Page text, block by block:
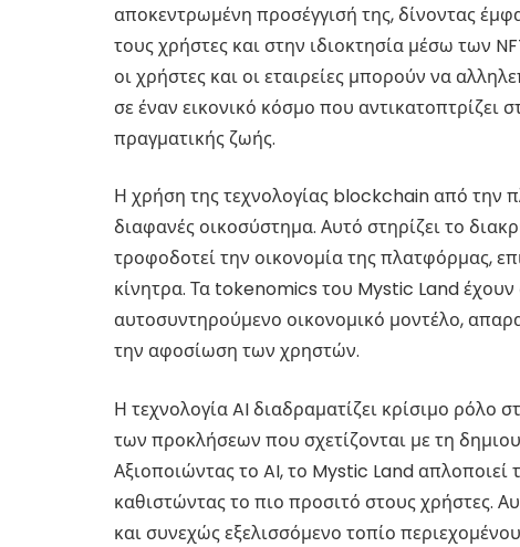
αποκεντρωμένη προσέγγισή της, δίνοντας
τους χρήστες και στην ιδιοκτησία μέσω των
οι χρήστες και οι εταιρείες μπορούν να
σε έναν εικονικό κόσμο που αντικατοπτρίζει
πραγματικής ζωής.
Η χρήση της τεχνολογίας blockchain από την
διαφανές οικοσύστημα. Αυτό στηρίζει το
τροφοδοτεί την οικονομία της πλατφόρμας,
κίνητρα. Τα tokenomics του Mystic Land έχουν
αυτοσυντηρούμενο οικονομικό μοντέλο,
την αφοσίωση των χρηστών.
Η τεχνολογία AI διαδραματίζει κρίσιμο ρόλο
των προκλήσεων που σχετίζονται με τη
Αξιοποιώντας το AI, το Mystic Land απλοποιεί
καθιστώντας το πιο προσιτό στους χρήστες.
και συνεχώς εξελισσόμενο τοπίο